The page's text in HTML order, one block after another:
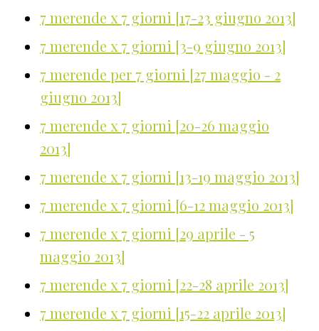
7 merende x 7 giorni [17-23 giugno 2013]
7 merende x 7 giorni [3-9 giugno 2013]
7 merende per 7 giorni [27 maggio - 2
giugno 2013]
7 merende x 7 giorni [20-26 maggio
2013]
7 merende x 7 giorni [13-19 maggio 2013]
7 merende x 7 giorni [6-12 maggio 2013]
7 merende x 7 giorni [29 aprile - 5
maggio 2013]
7 merende x 7 giorni [22-28 aprile 2013]
7 merende x 7 giorni [15-22 aprile 2013]